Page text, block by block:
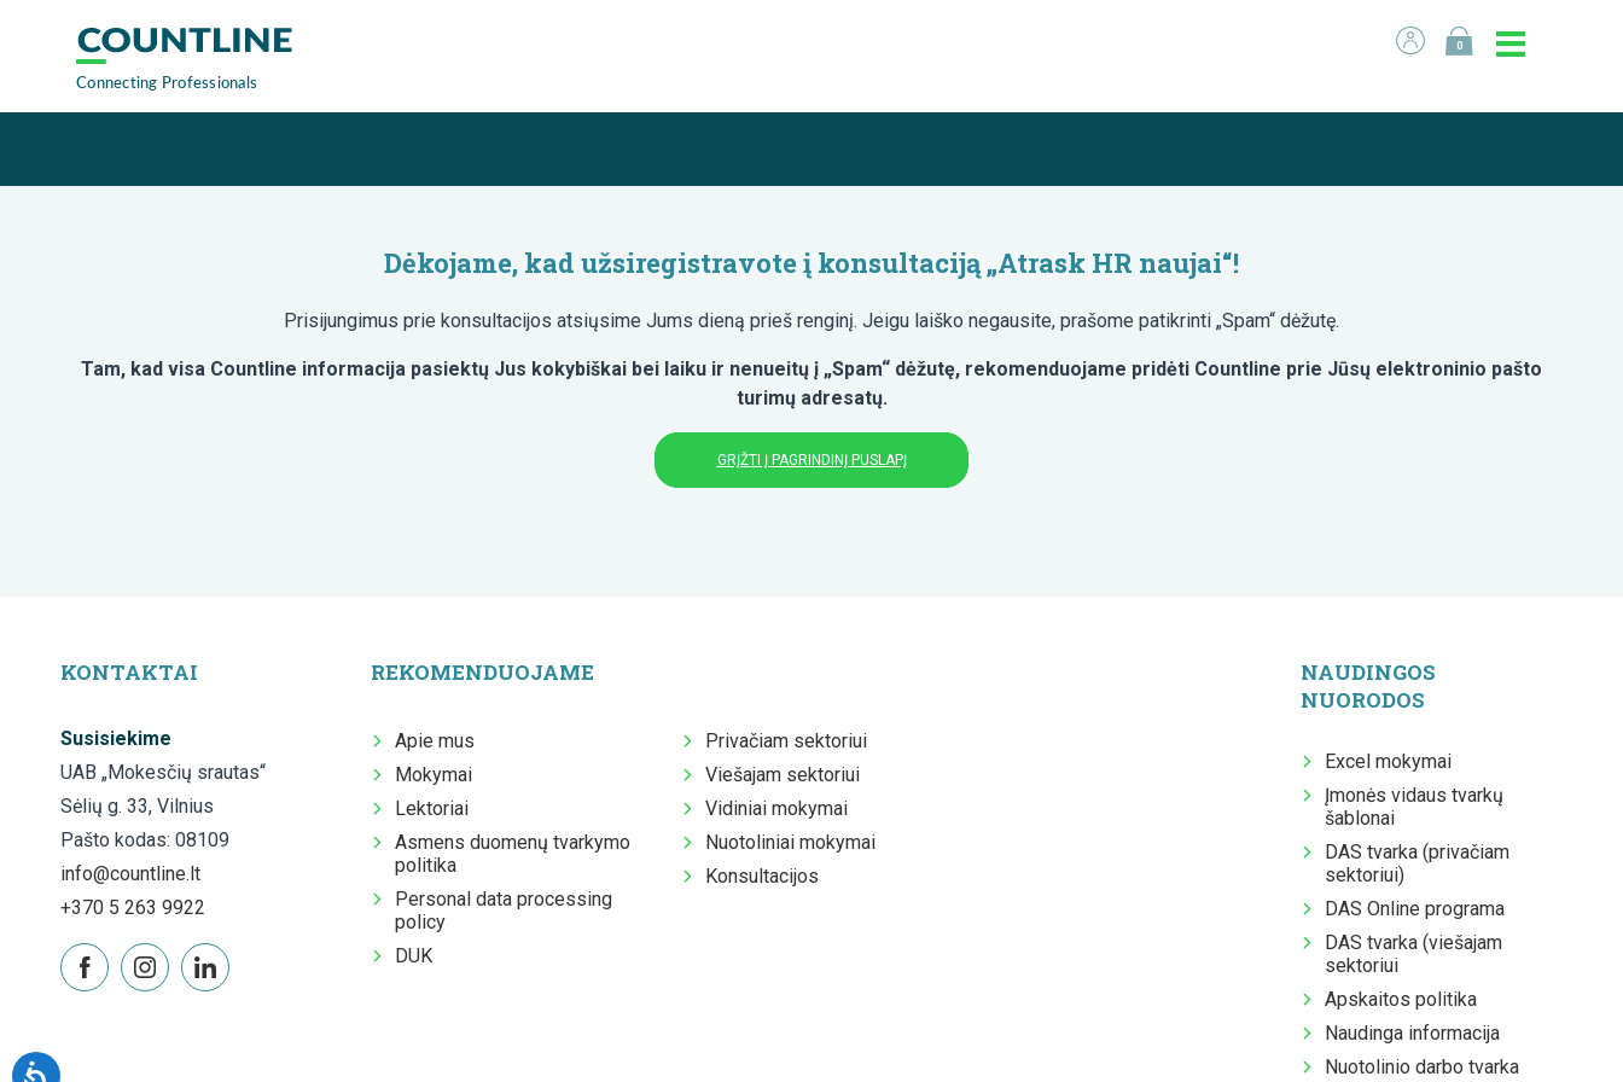
0
Dėkojame, kad užsiregistravote į konsultaciją „Atrask HR naujai“!
Prisijungimus prie konsultacijos atsiųsime Jums dieną prieš renginį. Jeigu laiško negausite, prašome patikrinti „Spam“ dėžutę.
Tam, kad visa Countline informacija pasiektų Jus kokybiškai bei laiku ir nenueitų į „Spam“ dėžutę, rekomenduojame pridėti Countline prie Jūsų elektroninio pašto
turimų adresatų.
GRĮŽTI Į PAGRINDINĮ PUSLAPĮ
KONTAKTAI
Susisiekime
UAB „Mokesčių srautas“
Sėlių g. 33, Vilnius
Pašto kodas: 08109
info@countline.lt
+370 5 263 9922
REKOMENDUOJAME
Apie mus
Mokymai
Lektoriai
Asmens duomenų tvarkymo
politika
Personal data processing
policy
DUK
Privačiam sektoriui
Viešajam sektoriui
Vidiniai mokymai
Nuotoliniai mokymai
Konsultacijos
NAUDINGOS
NUORODOS
Excel mokymai
Įmonės vidaus tvarkų
šablonai
DAS tvarka (privačiam
sektoriui)
DAS Online programa
DAS tvarka (viešajam
sektoriui
Apskaitos politika
Naudinga informacija
Nuotolinio darbo tvarka